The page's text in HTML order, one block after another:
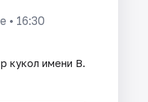
• 16:30
кукол имени В.